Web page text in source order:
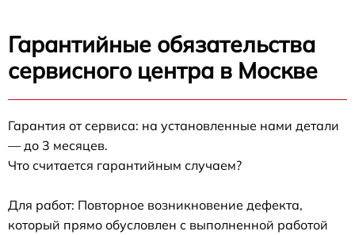
Гарантийные обязательства
сервисного центра в Москве
Гарантия от сервиса: на установленные нами детали
— до 3 месяцев.
Что считается гарантийным случаем?
Для работ: Повторное возникновение дефекта,
который прямо обусловлен с выполненной работой